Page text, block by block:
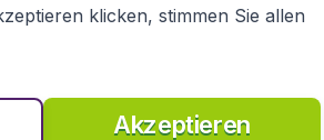
BudgetAir.itklicken, stimmen Sie allen
Akzeptieren